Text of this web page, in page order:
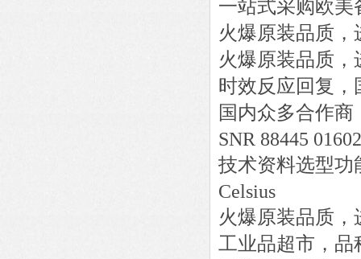
一站式采购欧美
火爆原装品质，
火爆原装品质，
时效反应回复，
国内众多合作
SNR 88445
技术资料选型功
Celsius
火爆原装品质，
工业品超市，品